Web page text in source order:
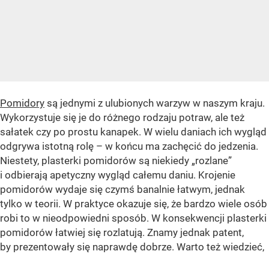
Pomidory są jednymi z ulubionych warzyw w naszym kraju.
Wykorzystuje się je do różnego rodzaju potraw, ale też
sałatek czy po prostu kanapek. W wielu daniach ich wygląd
odgrywa istotną rolę – w końcu ma zachęcić do jedzenia.
Niestety, plasterki pomidorów są niekiedy „rozlane”
i odbierają apetyczny wygląd całemu daniu. Krojenie
pomidorów wydaje się czymś banalnie łatwym, jednak
tylko w teorii. W praktyce okazuje się, że bardzo wiele osób
robi to w nieodpowiedni sposób. W konsekwencji plasterki
pomidorów łatwiej się rozlatują. Znamy jednak patent,
by prezentowały się naprawdę dobrze. Warto też wiedzieć,